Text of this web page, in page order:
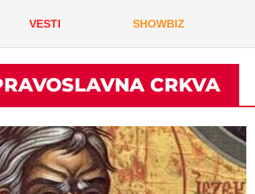
VESTI SHOWBIZ
CRKVA